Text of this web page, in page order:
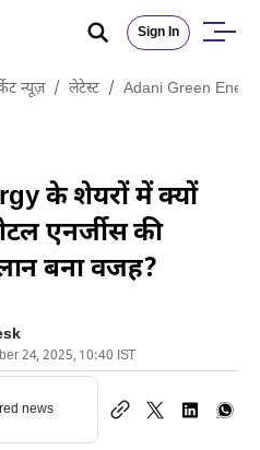
Sign In
न्यूज़ / लेटेस्ट / Adani Green Energy
के शेयरों में क्यों
एनर्जीस की
बना वजह?
24, 2025, 10:40 IST
news